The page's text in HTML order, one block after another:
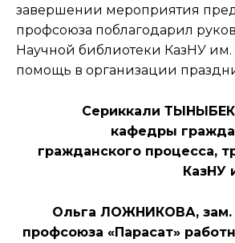
завершении мероприятия
профсоюза поблагодарил
Научной библиотеки КазНУ им.
помощь в организации
Сериккали
кафедры
гражданского процесса,
КазНУ
Ольга ЛОЖНИКОВА, зам.
профсоюза «Парасат»